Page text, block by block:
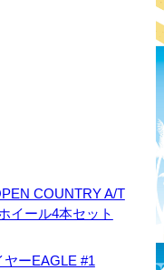
COUNTRY A/T
イール4本セット
ヤーEAGLE #1